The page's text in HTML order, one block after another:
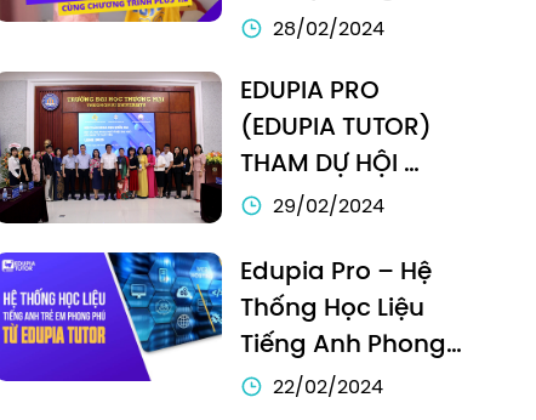
Tiếng Anh Với
1:2
28/02/2024
EDUPIA PRO
(EDUPIA TUTOR)
THAM DỰ HỘI
THẢO KHOA HỌC
VÀ HỌC NGOẠI
NGỮ Ở BẬC ĐẠI
HỌC
29/02/2024
Edupia Pro – Hệ
Thống Học Liệu
Tiếng Anh Phong
Phú22/02/2024